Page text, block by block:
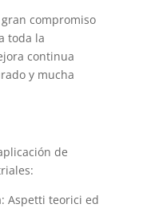
compromiso
toda la
continua
y mucha
de
Aspetti teorici ed